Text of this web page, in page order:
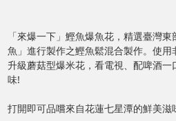
「來爆一下」鰹魚爆魚花，精選臺灣
魚」進行製作之鰹魚鬆混合製作。使
升級蘑菇型爆米花，看電視、配啤酒
味!
打開即可品嚐來自花蓮七星潭的鮮美滋